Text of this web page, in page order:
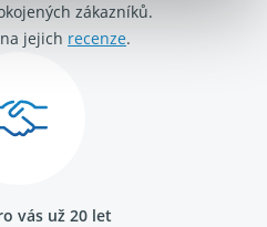
zákazníků.
jejich recenze.
vás už 20 let